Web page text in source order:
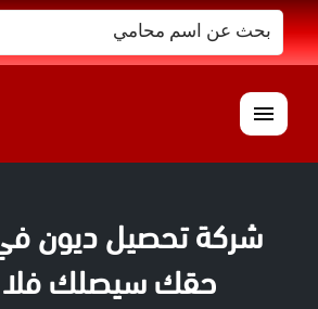
البحث
عن:
القائمة
شركة تحصيل ديون
حقك سيصلك فلا